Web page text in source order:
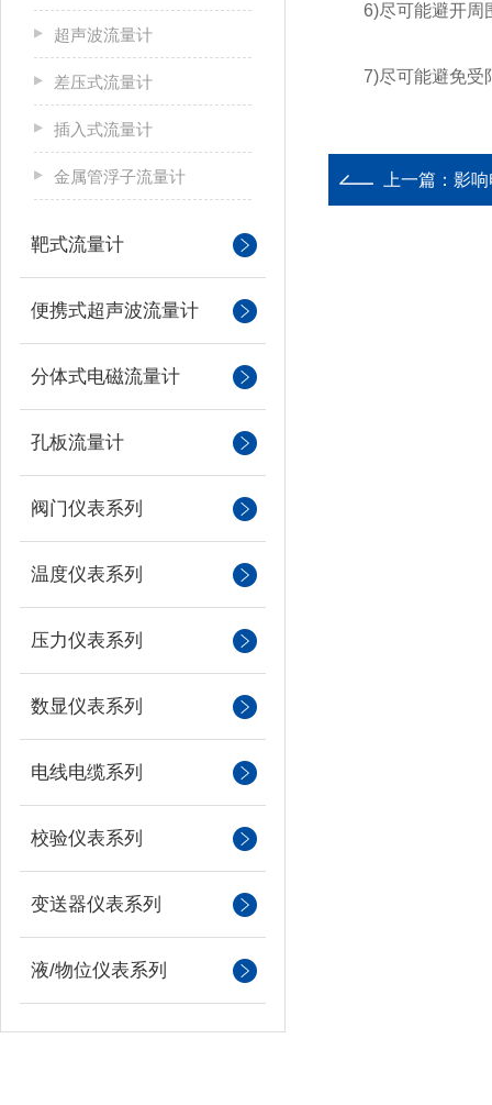
超声波流量计
差压式流量计
插入式流量计
金属管浮子流量计
靶式流量计
便携式超声波流量计
分体式电磁流量计
孔板流量计
阀门仪表系列
温度仪表系列
压力仪表系列
数显仪表系列
电线电缆系列
校验仪表系列
变送器仪表系列
液/物位仪表系列
6)尽可能避开周
7)尽可能避免受
上一篇： 影